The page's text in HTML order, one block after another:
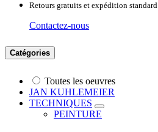
Retours gratuits et expédition standard
Contactez-nous
Catégories
Toutes les oeuvres
JAN KUHLEMEIER
TECHNIQUES
PEINTURE